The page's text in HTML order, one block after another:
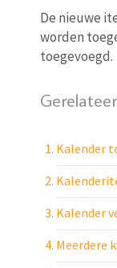
De nieuwe
worden
toegevoegd.
Kalender
Kalender
Meerdere